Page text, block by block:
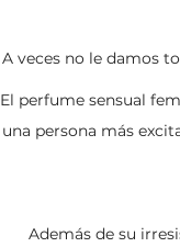
A veces no le damos
El perfume sensual
una persona más
Además de su